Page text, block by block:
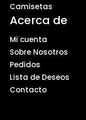
Camisetas
Acerca de
Mi cuenta
Sobre Nosotros
Pedidos
Lista de Deseos
Contacto